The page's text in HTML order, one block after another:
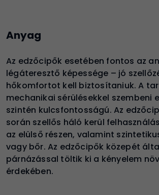
Anyag
Az edzőcipők esetében fontos az
légáteresztő képessége – jó
hőkomfortot kell biztosítaniuk. A
mechanikai sérülésekkel szembeni
szintén kulcsfontosságú. Az
során szellős háló kerül
az elülső részen, valamint
vagy bőr. Az edzőcipők közepét
párnázással töltik ki a kényelem
érdekében.